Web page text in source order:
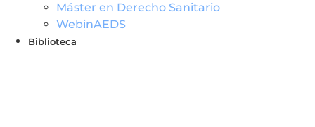
Máster en Derecho Sanitario
WebinAEDS
Biblioteca